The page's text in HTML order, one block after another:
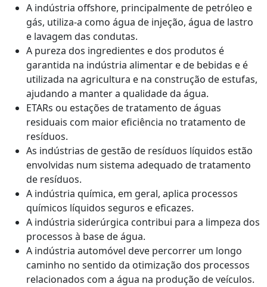
A indústria offshore, principalmente de petróleo e
gás, utiliza-a como água de injeção, água de lastro
e lavagem das condutas.
A pureza dos ingredientes e dos produtos é
garantida na indústria alimentar e de bebidas e é
utilizada na agricultura e na construção de estufas,
ajudando a manter a qualidade da água.
ETARs ou estações de tratamento de águas
residuais com maior eficiência no tratamento de
resíduos.
As indústrias de gestão de resíduos líquidos estão
envolvidas num sistema adequado de tratamento
de resíduos.
A indústria química, em geral, aplica processos
químicos líquidos seguros e eficazes.
A indústria siderúrgica contribui para a limpeza dos
processos à base de água.
A indústria automóvel deve percorrer um longo
caminho no sentido da otimização dos processos
relacionados com a água na produção de veículos.